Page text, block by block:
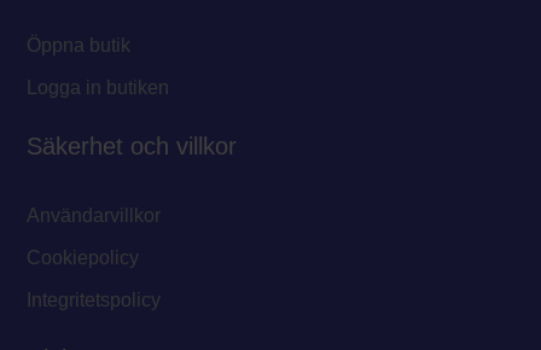
Öppna butik
Logga in butiken
Säkerhet och villkor
Användarvillkor
Cookiepolicy
Integritetspolicy